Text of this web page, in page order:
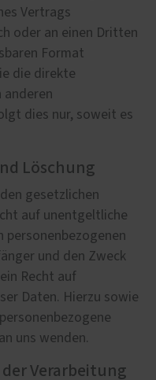
Vertrags
oder an einen Dritten
Format
die direkte
anderen
dies nur, soweit es
Löschung
gesetzlichen
auf unentgeltliche
personenbezogenen
und den Zweck
Recht auf
Daten. Hierzu sowie
uns wenden.
Verarbeitung